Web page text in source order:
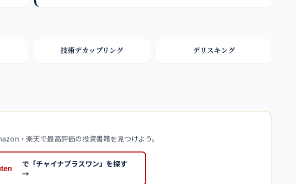
技術デカップリング デリスキング
・楽天で最高評価の投資書籍を見つけよう。
で「チャイナプラスワン」を探す
→